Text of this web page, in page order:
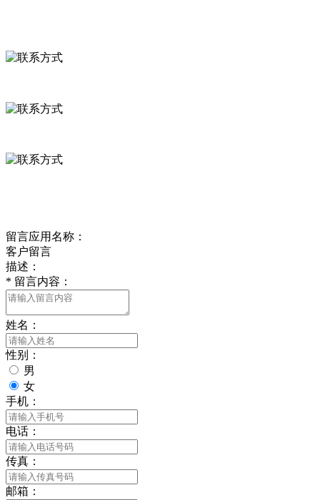
留言应用名称：
客户留言
描述：
* 留言内容：
姓名：
性别：
男
女
手机：
电话：
传真：
邮箱：